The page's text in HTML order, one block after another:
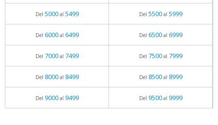
Del 5000al 5499 Del 5500al 5999
Del 6000al 6499 Del 6500al 6999
Del 7000al 7499 Del 7500al 7999
Del 8000al 8499 Del 8500al 8999
Del 9000al 9499 Del 9500al 9999